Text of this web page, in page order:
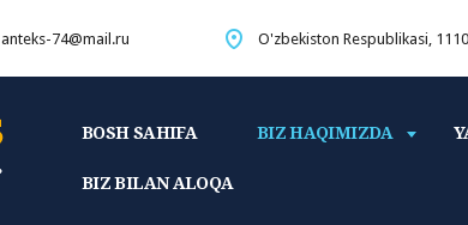
anteks-74@mail.ru O'zbekiston Respublikasi,
BOSH SAHIFA BIZ HAQIMIZDA
BIZ BILAN ALOQA